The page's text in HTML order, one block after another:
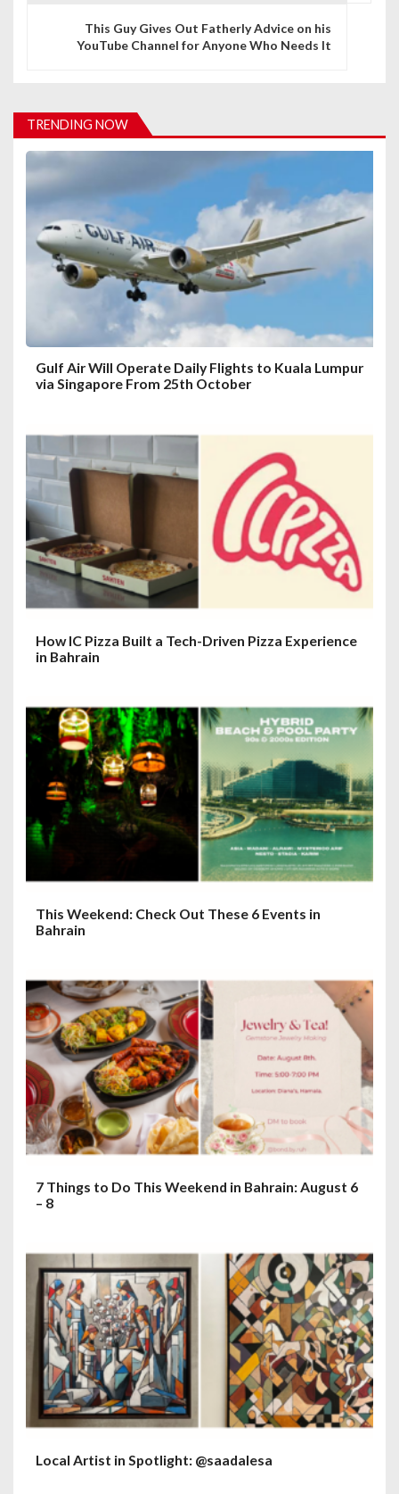
i
g
a
t
This Guy Gives Out Fatherly Advice on his
YouTube Channel for Anyone Who Needs It
TRENDING NOW
Gulf Air Will Operate Daily Flights to Kuala Lumpur
via Singapore From 25th October
How IC Pizza Built a Tech-Driven Pizza Experience
in Bahrain
This Weekend: Check Out These 6 Events in
Bahrain
7 Things to Do This Weekend in Bahrain: August 6
– 8
Local Artist in Spotlight: @saadalesa